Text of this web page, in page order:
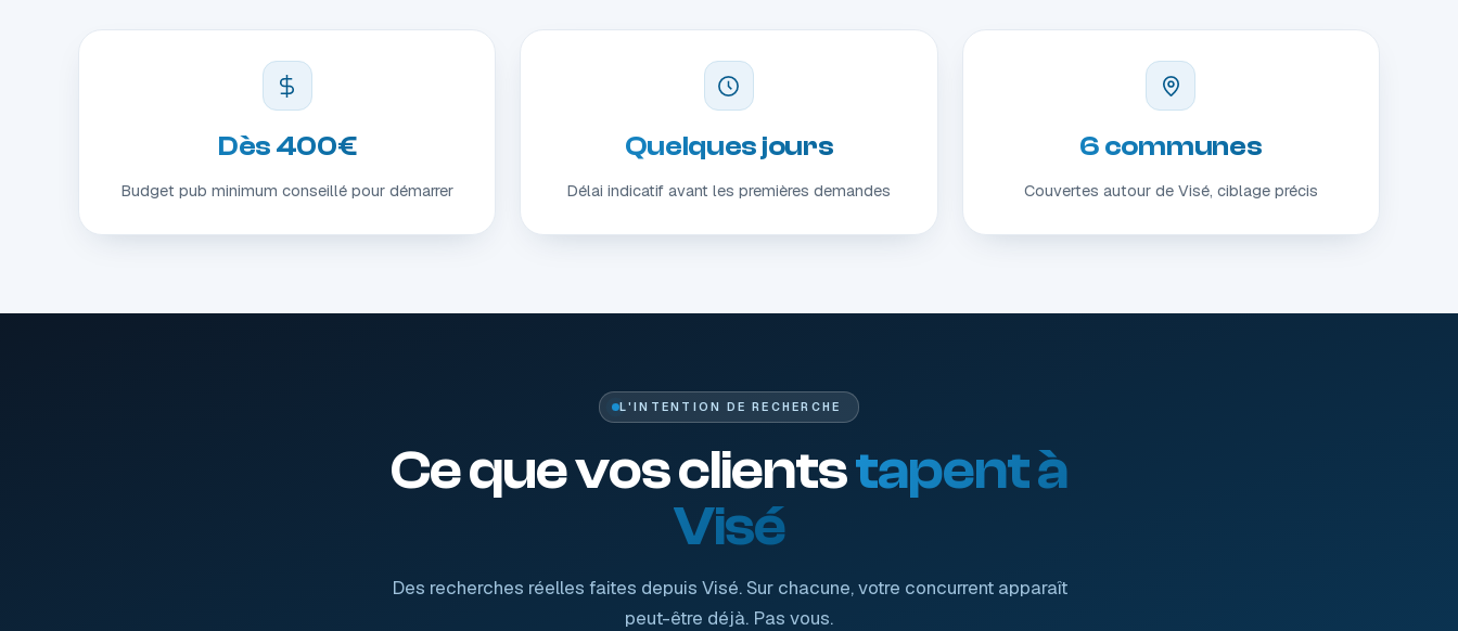
Dès 400€
Budget pub minimum conseillé pour démarrer
Quelques jours
Délai indicatif avant les premières demandes
6 communes
Couvertes autour de Visé, ciblage précis
L'INTENTION DE RECHERCHE
Ce que vos clientstapent à
Visé
Des recherches réelles faites depuis Visé. Sur chacune, votre concurrent apparaît
peut-être déjà. Pas vous.